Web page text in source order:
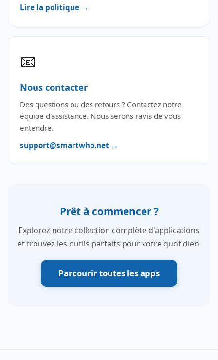
Lire la politique →
📧
Nous contacter
Des questions ou des retours ? Contactez notre
équipe d'assistance. Nous serons ravis de vous
entendre.
support@smartwho.net →
Prêt à commencer ?
Explorez notre collection complète d'applications
et trouvez les outils parfaits pour votre quotidien.
Parcourir toutes les apps